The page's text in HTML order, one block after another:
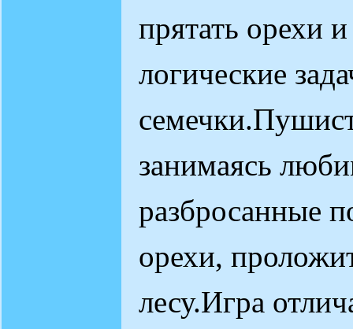
прятать орехи
логические
занимаясь
разбросанные
орехи,
лесу.Игра